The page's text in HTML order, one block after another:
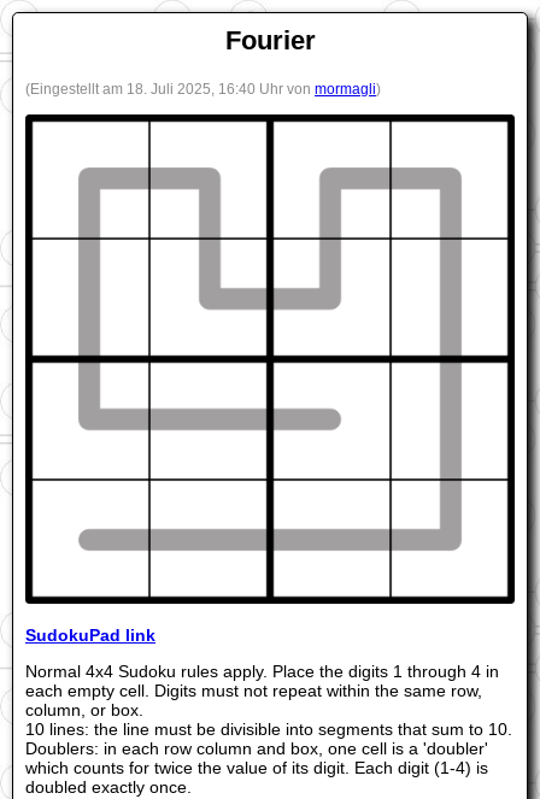
Fourier
(Eingestellt am 18. Juli 2025, 16:40 Uhr von mormagli)
SudokuPad link
Normal 4x4 Sudoku rules apply. Place the digits 1 through 4 in
each empty cell. Digits must not repeat within the same row,
column, or box.
10 lines: the line must be divisible into segments that sum to 10.
Doublers: in each row column and box, one cell is a 'doubler'
which counts for twice the value of its digit. Each digit (1-4) is
doubled exactly once.